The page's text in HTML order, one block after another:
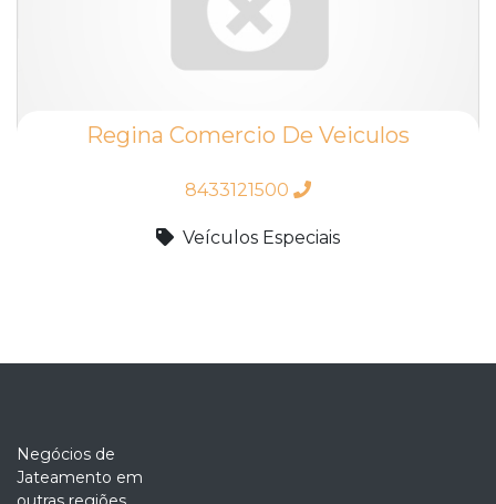
Regina Comercio De Veiculos
8433121500
Veículos Especiais
Negócios de
Jateamento em